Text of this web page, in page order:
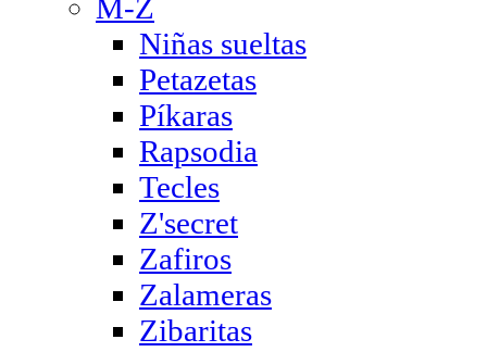
M-Z
Niñas sueltas
Petazetas
Píkaras
Rapsodia
Tecles
Z'secret
Zafiros
Zalameras
Zibaritas